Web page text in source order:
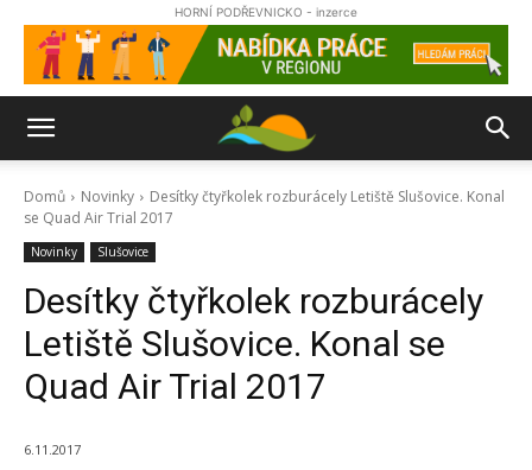
HORNÍ PODŘEVNICKO - inzerce
Domů Novinky
Desítky čtyřkolek rozburácely Letiště Slušovice. Konal
se Quad Air Trial 2017
Novinky Slušovice
Desítky čtyřkolek rozburácely
Letiště Slušovice. Konal se
Quad Air Trial 2017
6.11.2017